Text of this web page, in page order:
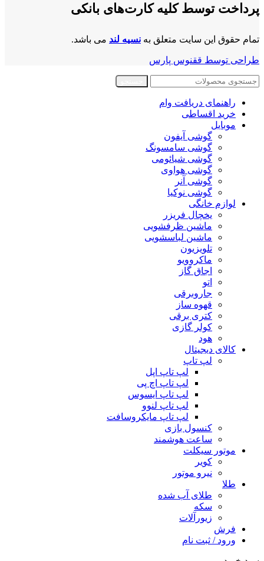
پرداخت توسط کلیه کارت‌های بانکی
تمام حقوق این سایت متعلق به نسیه لند می باشد.
طراحی توسط ققنوس پارس
راهنمای دریافت وام
خرید اقساطی
موبایل
گوشی آیفون
گوشی سامسونگ
گوشی شیائومی
گوشی هواوی
گوشی آنر
گوشی نوکیا
لوازم خانگی
یخچال فریزر
ماشین ظرفشویی
ماشین لباسشویی
تلویزیون
ماکروویو
اجاق گاز
اتو
جاروبرقی
قهوه ساز
کتری برقی
کولر گازی
هود
کالای دیجیتال
لپ تاپ
لپ تاپ اپل
لپ تاپ اچ پی
لپ تاپ ایسوس
لپ تاپ لنوو
لپ تاپ مایکروسافت
کنسول بازی
ساعت هوشمند
موتور سیکلت
کویر
نیرو موتور
طلا
طلای آب شده
سکه
زیورآلات
فرش
ورود / ثبت نام